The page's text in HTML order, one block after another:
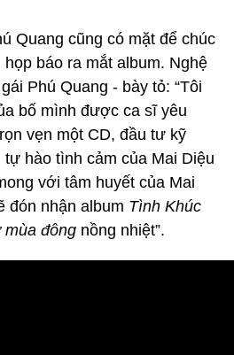
Quang cũng có mặt để chúc
báo ra mắt album. Nghệ
Phú Quang - bày tỏ: “Tôi
bố mình được ca sĩ yêu
vẹn một CD, đầu tư kỹ
hào tình cảm của Mai Diệu
với tâm huyết của Mai
đón nhận album Tình Khúc
mùa đông nồng nhiệt”.